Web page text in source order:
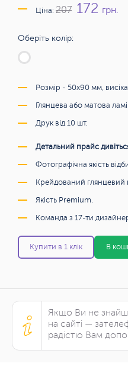
Ціна: 207 172 грн.
Оберіть колір:
Розмір - 50х90 мм,
Глянцева або матова
Друк від 10 шт.
Детальний прайс
Фотографічна якість
Крейдований глянцевий
Якість Premium.
Команда з 17-ти
Купити в 1 клік В
Якщо Ви не
на сайті —
радістю Вам